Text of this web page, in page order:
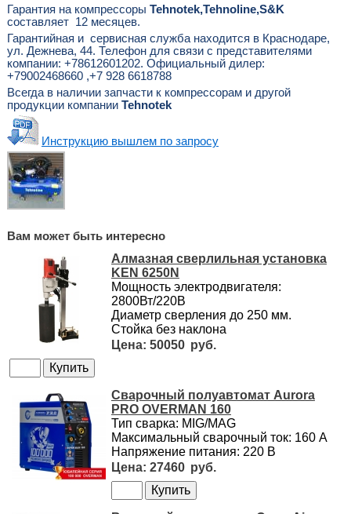
Гарантия на компрессоры Tehnotek,Tehnoline,S&K
составляет 12 месяцев.
Гарантийная и сервисная служба находится в Краснодаре,
ул. Дежнева, 44. Телефон для связи с представителями
компании: +78612601202. Официальный дилер:
+79002468660 ,+7 928 6618788
Всегда в наличии запчасти к компрессорам и другой
продукции компании Tehnotek
Инструкцию вышлем по запросу
Вам может быть интересно
Алмазная сверлильная установка
KEN 6250N
Мощность электродвигателя:
2800Вт/220В
Диаметр сверления до 250 мм.
Стойка без наклона
50050
Сварочный полуавтомат Aurora
PRO OVERMAN 160
Тип сварка: MIG/MAG
Максимальный сварочный ток: 160 А
Напряжение питания: 220 В
27460